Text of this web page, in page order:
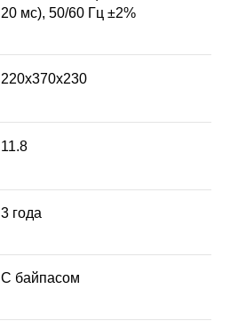
20 мс), 50/60 Гц ±2%
220x370x230
11.8
3 года
С байпасом